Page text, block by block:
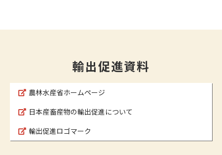
輸出促進資料
農林水産省ホームページ
日本産畜産物の輸出促進について
輸出促進ロゴマーク